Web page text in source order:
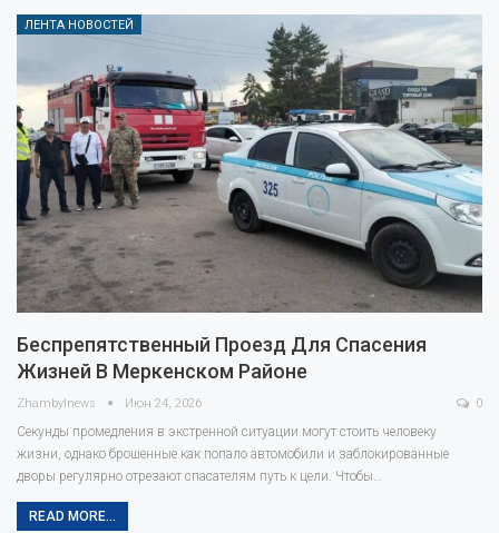
ЛЕНТА НОВОСТЕЙ
Беспрепятственный Проезд Для Спасения
Жизней В Меркенском Районе
Zhambylnews Июн 24, 2026 0
Секунды промедления в экстренной ситуации могут стоить человеку
жизни, однако брошенные как попало автомобили и заблокированные
дворы регулярно отрезают спасателям путь к цели. Чтобы…
READ MORE...